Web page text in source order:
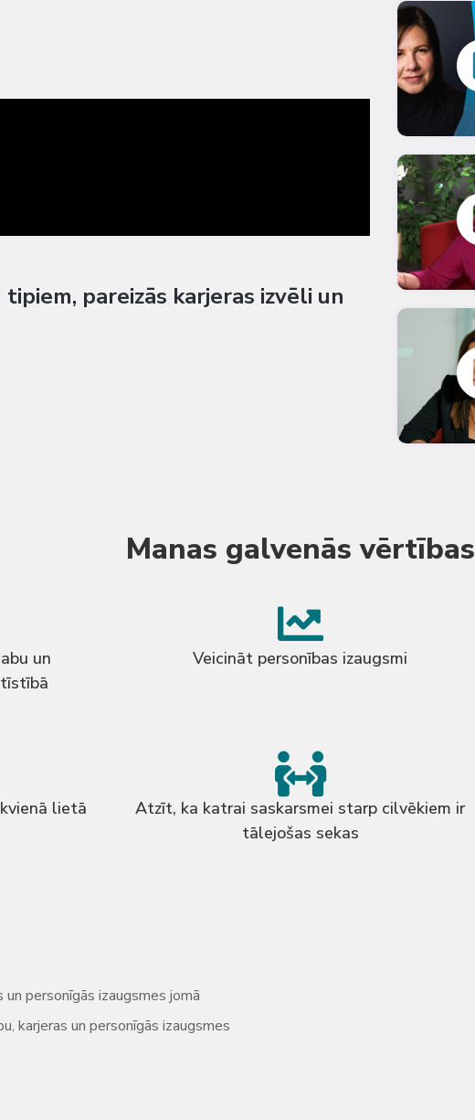
pareizās karjeras izvēli un
Manas galvenās vērtības
un
Veicināt personības izaugsmi
lietā
Atzīt, ka katrai saskarsmei starp cilvēkiem ir
tālejošas sekas
personīgās izaugsmes jomā
karjeras un personīgās izaugsmes